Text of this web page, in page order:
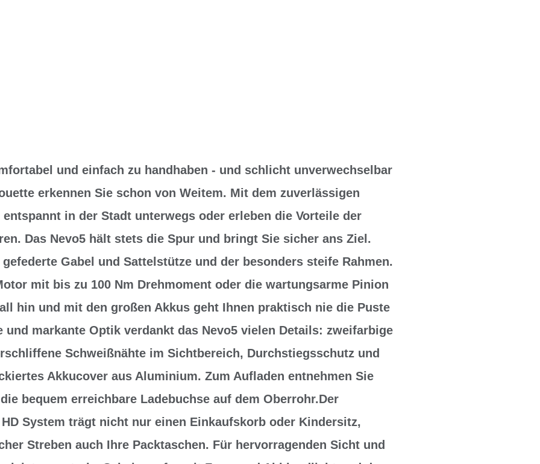
und einfach zu handhaben - und schlicht unverwechselbar
erkennen Sie schon von Weitem. Mit dem zuverlässigen
in der Stadt unterwegs oder erleben die Vorteile der
Das Nevo5 hält stets die Spur und bringt Sie sicher ans Ziel.
Gabel und Sattelstütze und der besonders steife Rahmen.
mit bis zu 100 Nm Drehmoment oder die wartungsarme Pinion
hin und mit den großen Akkus geht Ihnen praktisch nie die Puste
und markante Optik verdankt das Nevo5 vielen Details: zweifarbige
Schweißnähte im Sichtbereich, Durchstiegsschutz und
Akkucover aus Aluminium. Zum Aufladen entnehmen Sie
bequem erreichbare Ladebuchse auf dem Oberrohr.Der
System trägt nicht nur einen Einkaufskorb oder Kindersitz,
Streben auch Ihre Packtaschen. Für hervorragenden Sicht und